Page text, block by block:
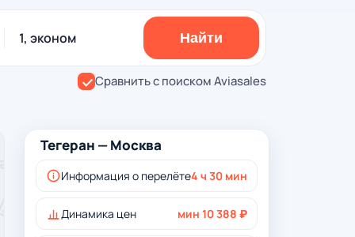
1, эконом Найти
Сравнить с поиском Aviasales
Тегеран — Москва
Информация о перелёте4 ч 30 мин
Динамика цен мин 10 388 ₽